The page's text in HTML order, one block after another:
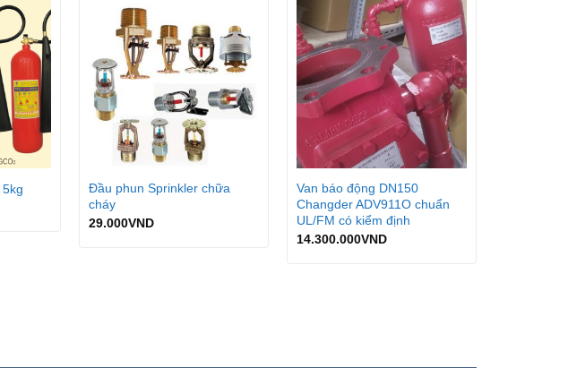
Đầu phun Sprinkler chữa
cháy
29.000VND
Van báo động DN150
Changder ADV911O chuẩn
UL/FM có kiểm định
14.300.000VND